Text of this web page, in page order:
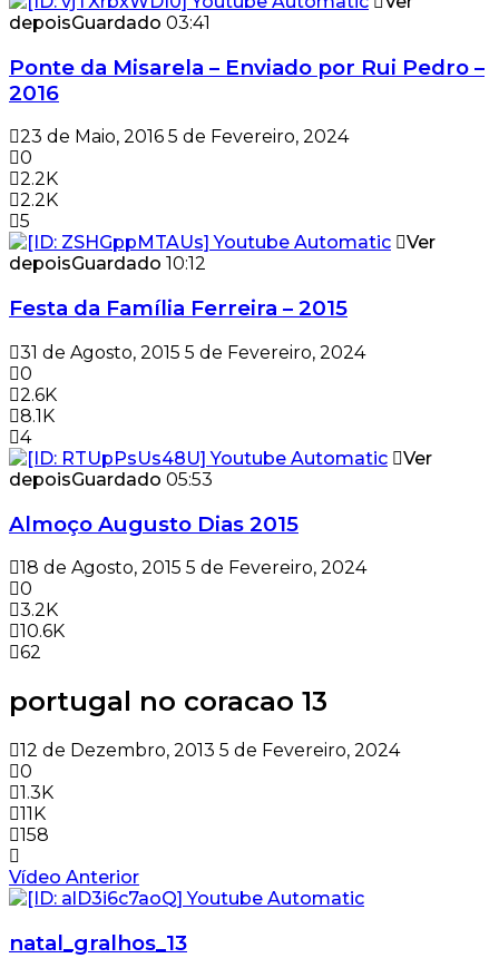
depoisGuardado 03:41
Ponte da Misarela – Enviado por Rui Pedro –
2016
23 de Maio, 2016 5 de Fevereiro, 2024
0
2.2K
2.2K
5
Ver
depoisGuardado 10:12
Festa da Família Ferreira – 2015
31 de Agosto, 2015 5 de Fevereiro, 2024
0
2.6K
8.1K
4
Ver
depoisGuardado 05:53
Almoço Augusto Dias 2015
18 de Agosto, 2015 5 de Fevereiro, 2024
0
3.2K
10.6K
62
portugal no coracao 13
12 de Dezembro, 2013 5 de Fevereiro, 2024
0
1.3K
11K
158
Vídeo Anterior
natal_gralhos_13